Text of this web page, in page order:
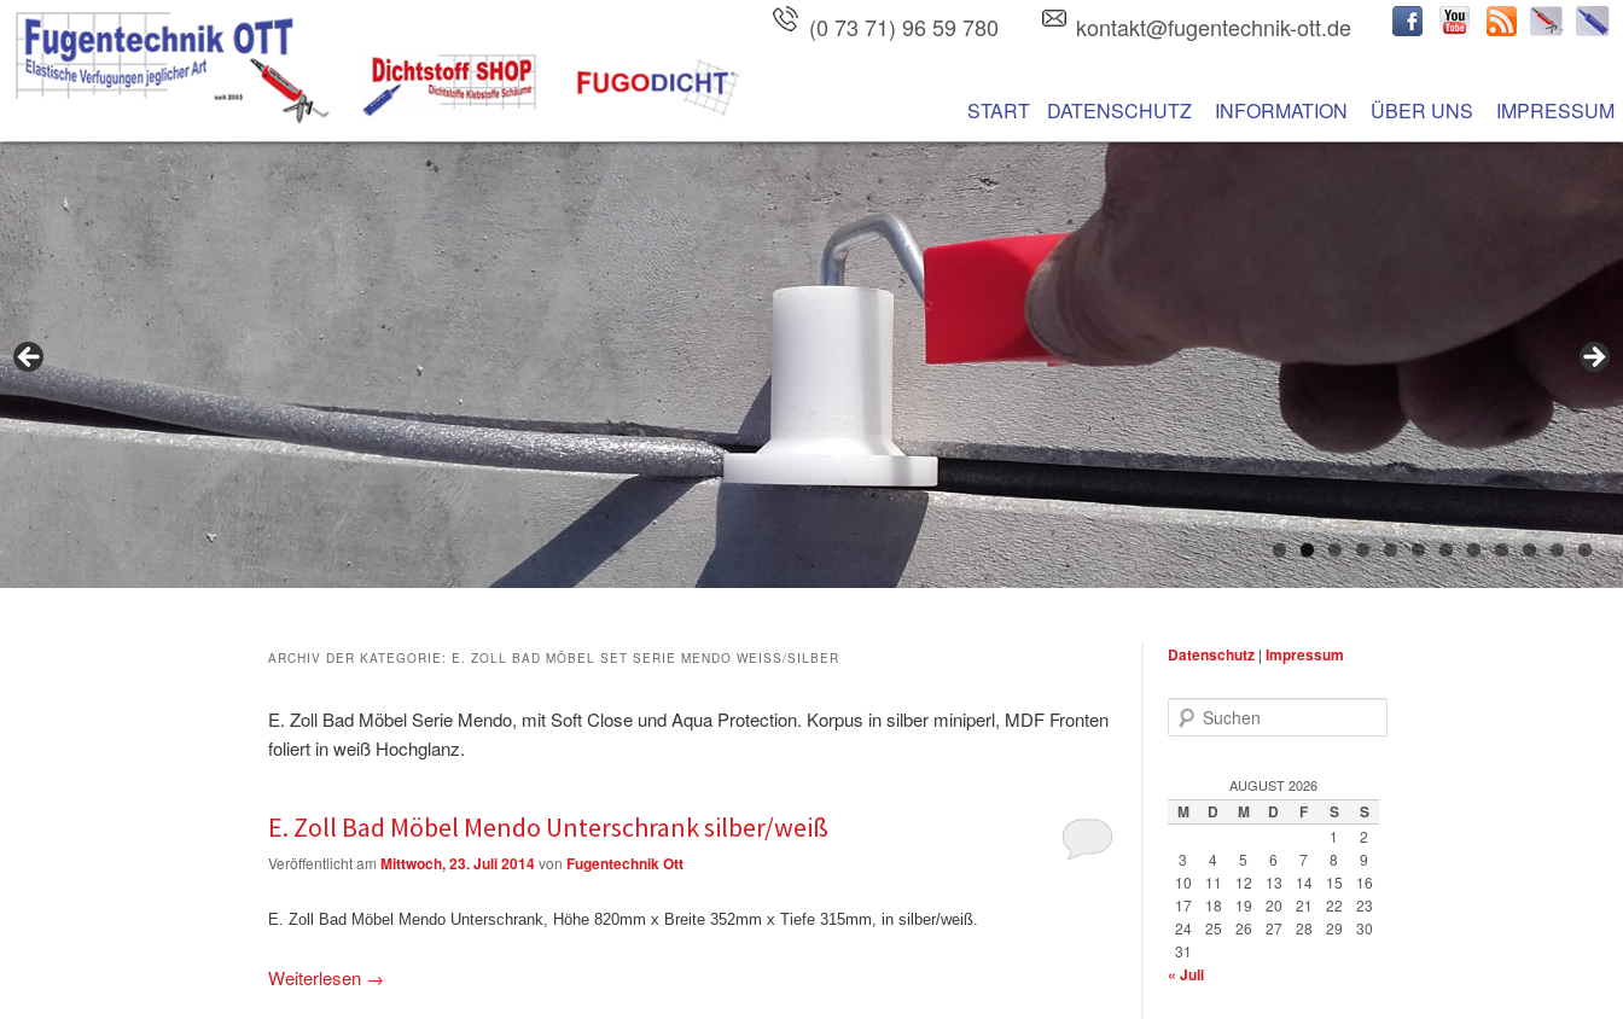
(0 73 71) 96 59 780 kontakt@fugentechnik-ott.de
Hauptmenü
Zum Inhalt wechseln
Zum sekundären Inhalt wechseln
START DATENSCHUTZ INFORMATION ÜBER UNS IMPRESSUM
ARCHIV DER KATEGORIE: E. ZOLL BAD MÖBEL SET SERIE MENDO WEISS/SILBER
E. Zoll Bad Möbel Serie Mendo, mit Soft Close und Aqua Protection. Korpus in silber miniperl, MDF Fronten
foliert in weiß Hochglanz.
E. Zoll Bad Möbel Mendo Unterschrank silber/weiß
Veröffentlicht am Mittwoch, 23. Juli 2014von Fugentechnik Ott
E. Zoll Bad Möbel Mendo Unterschrank, Höhe 820mm x Breite 352mm x Tiefe 315mm, in silber/weiß.
Weiterlesen →
Datenschutz | Impressum
Suchen
AUGUST 2026
M D M D F S S
1
2
3
4 5 6 7 8
9
10
11 12 13 14 15
16
17
18 19 20 21 22
23
24
25 26 27 28 29
30
31
« Juli